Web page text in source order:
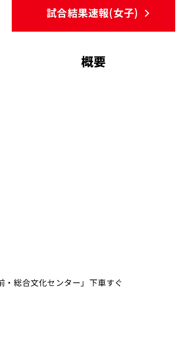
試合結果速報(女子)
概要
総合文化センター」下車すぐ